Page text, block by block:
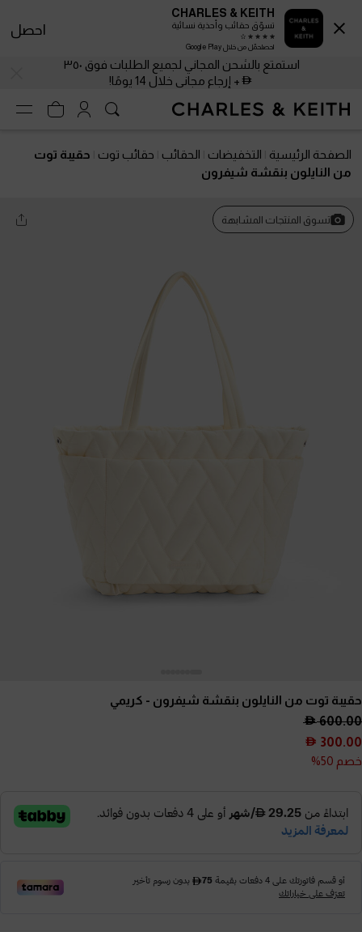
استمتع بالشحن المجاني لجميع الطلبات فوق ٣٥٠
+ إرجاع مجاني خلال 14 يومًا!
الصفحة الرئيسية التخفيضات الحقائب حقائب توت
حقيبة توت
من النايلون بنقشة شيفرون
تسوق المنتجات المشابهة
حقيبة توت من النايلون بنقشة شيفرون - كريمي
600.00
300.00
خصم 50%
CHARLES & KEITH
تسوّق حقائب وأحذية نسائية
احصلحمّل من خلال Google Play
احصل